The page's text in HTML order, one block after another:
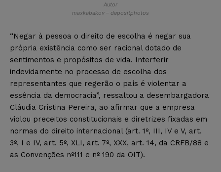
Autor
maxkabakov – depositphotos
“Negar à pessoa o direito de escolha é negar sua
própria existência como ser racional dotado de
sentimentos e propósitos de vida. Interferir
indevidamente no processo de escolha dos
representantes que regerão o país é violentar a
essência da democracia”, ressaltou a desembargadora
Cláudia Cristina Pereira, ao afirmar que a empresa
violou preceitos constitucionais e diretrizes fixadas em
normas do direito internacional (art. 1º, III, IV e V, art.
3º, I e IV, art. 5º, XLI, art. 7º, XXX, art. 14, da CRFB/88 e
as Convenções nº111 e nº 190 da OIT).